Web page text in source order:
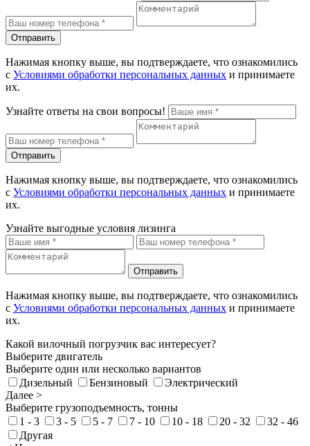
Отправить
Нажимая кнопку выше, вы подтверждаете, что ознакомились
с Условиями обработки персональных данных и принимаете
их.
Узнайте ответы на свои вопросы!
Отправить
Нажимая кнопку выше, вы подтверждаете, что ознакомились
с Условиями обработки персональных данных и принимаете
их.
Узнайте выгодные условия лизинга
Отправить
Нажимая кнопку выше, вы подтверждаете, что ознакомились
с Условиями обработки персональных данных и принимаете
их.
Какой вилочный погрузчик вас интересует?
Выберите двигатель
Выберите один или несколько вариантов
Дизельный
Бензиновый
Электрический
Далее >
Выберите грузоподъемность, тонны
1 - 3
3 - 5 5 - 7 7 - 10 10 - 18 20 - 32
32 - 46
Другая